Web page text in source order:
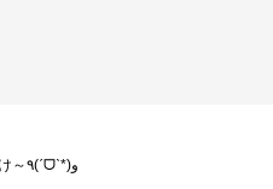
週明け～٩(ˊᗜˋ*)و